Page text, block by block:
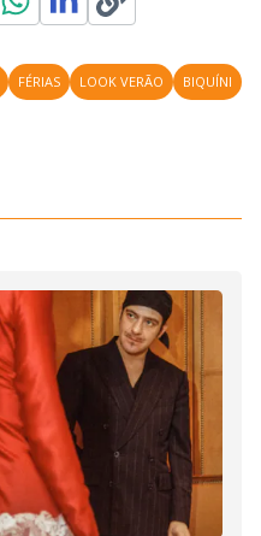
FÉRIAS LOOK VERÃO
BIQUÍNI